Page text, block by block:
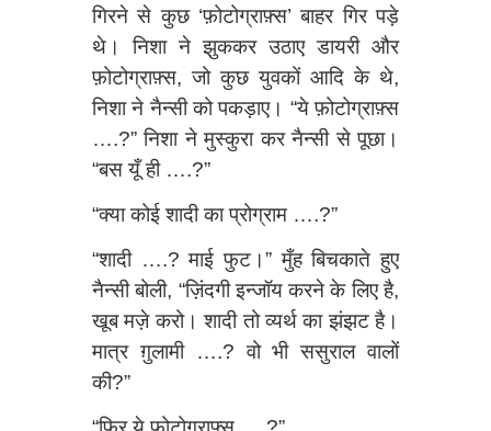
गिरने से कुछ ‘फ़ोटोग्राफ़्स’ बाहर गिर पड़े
थे। निशा ने झुककर उठाए डायरी और
फ़ोटोग्राफ़्स, जो कुछ युवकों आदि के थे,
निशा ने नैन्सी को पकड़ाए। “ये फ़ोटोग्राफ़्स
….?” निशा ने मुस्कुरा कर नैन्सी से पूछा।
“बस यूँ ही ….?”
“क्या कोई शादी का प्रोग्राम ….?”
“शादी ….? माई फुट।” मुँह बिचकाते हुए
नैन्सी बोली, “ज़िंदगी इन्जॉय करने के लिए है,
खूब मज़े करो। शादी तो व्यर्थ का झंझट है।
मात्र ग़ुलामी ….? वो भी ससुराल वालों
की?”